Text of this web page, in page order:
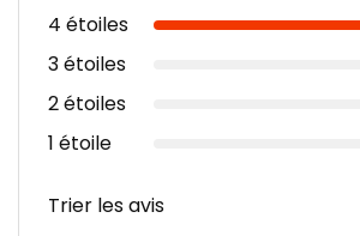
4 étoiles
3 étoiles
2 étoiles
1 étoile
Trier les avis